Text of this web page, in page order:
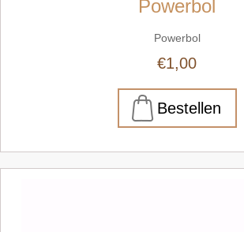
Powerbol
Powerbol
€1,00